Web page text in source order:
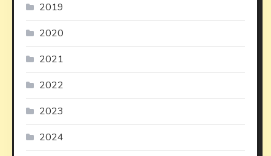
2019
2020
2021
2022
2023
2024